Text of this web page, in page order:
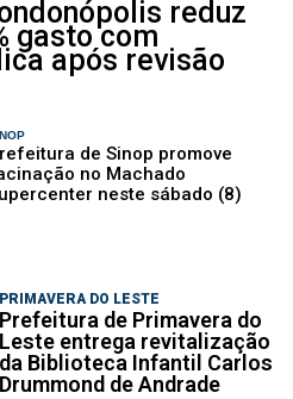
reduz
gasto com
após revisão
de Sinop promove
no Machado
neste sábado (8)
PRIMAVERA DO LESTE
Prefeitura de Primavera do
Leste entrega revitalização
da Biblioteca Infantil Carlos
Drummond de Andrade